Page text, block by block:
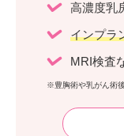
高濃度乳
インプラ
MRI検査
※豊胸術や乳がん術後